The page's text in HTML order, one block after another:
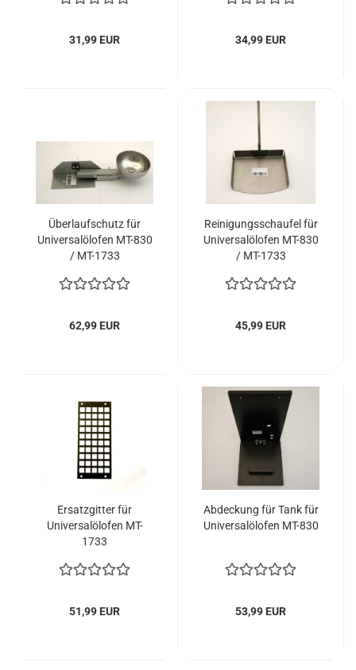
31,99 EUR 34,99 EUR
Überlaufschutz für
Universalölofen MT-830
/ MT-1733
62,99 EUR
Reinigungsschaufel für
Universalölofen MT-830
/ MT-1733
45,99 EUR
Ersatzgitter für
Universalölofen MT-
1733
51,99 EUR
Abdeckung für Tank für
Universalölofen MT-830
53,99 EUR